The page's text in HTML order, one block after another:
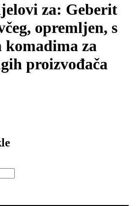
za: Geberit
opremljen, s
za
proizvođača